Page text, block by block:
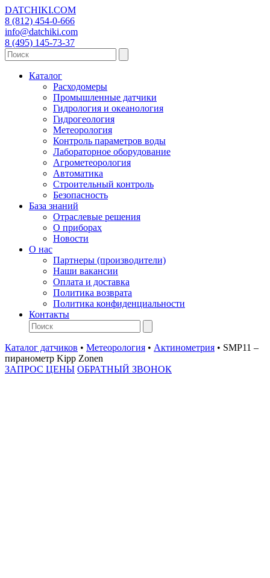
DATCHIKI.COM
8 (812) 454-0-666
info@datchiki.com
8 (495) 145-73-37
Каталог
Расходомеры
Промышленные датчики
Гидрология и океанология
Гидрогеология
Метеорология
Контроль параметров воды
Лабораторное оборудование
Агрометеорология
Автоматика
Строительный контроль
Безопасность
База знаний
Отраслевые решения
О приборах
Новости
О нас
Партнеры (производители)
Наши вакансии
Оплата и доставка
Политика возврата
Политика конфиденциальности
Контакты
Каталог датчиков • Метеорология • Актинометрия • SMP11 –
пиранометр Kipp Zonen
ЗАПРОС ЦЕНЫ ОБРАТНЫЙ ЗВОНОК